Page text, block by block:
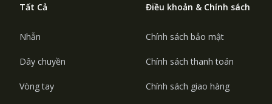
Tất Cả
Nhẫn
Dây chuyền
Vòng tay
Điều khoản & Chính sách
Chính sách bảo mật
Chính sách thanh toán
Chính sách giao hàng